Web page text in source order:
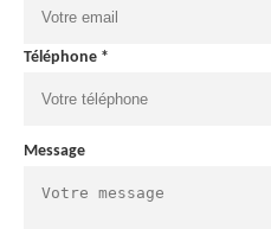
Téléphone *
Message